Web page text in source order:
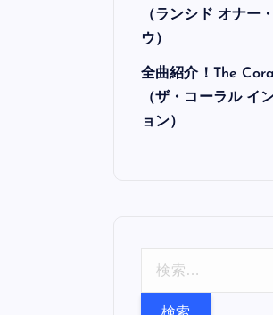
（ランシド オナー
ウ）
全曲紹介！The
（ザ・コーラル イ
ョン）